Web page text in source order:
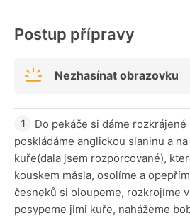
Postup přípravy
Nezhasínat obrazovku
Do pekáče si dáme rozkrájené
poskládáme anglickou slaninu a
kuře(dala jsem rozporcované),
kouskem másla, osolíme a
česneků si oloupeme, rozkrojíme
posypeme jimi kuře, nahážeme